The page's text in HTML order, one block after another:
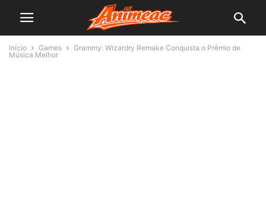
Início Games
Grammy: Wizardry Remake Conquista o Prêmio de
Música Melhor